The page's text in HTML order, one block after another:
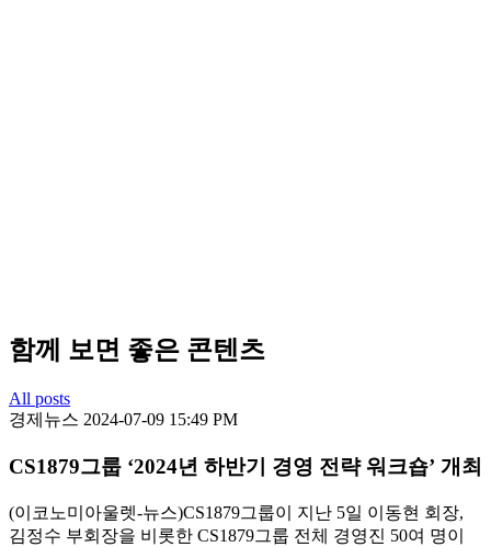
함께 보면 좋은 콘텐츠
All posts
경제뉴스 2024-07-09 15:49 PM
CS1879그룹 ‘2024년 하반기 경영 전략 워크숍’ 개최
(이코노미아울렛-뉴스)CS1879그룹이 지난 5일 이동현 회장,
김정수 부회장을 비롯한 CS1879그룹 전체 경영진 50여 명이